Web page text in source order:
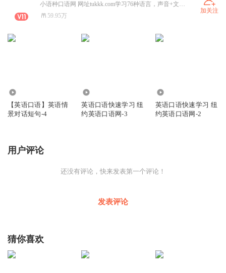
小语种口语网 网址tukkk.com学习76种语言，声音+文本，每个句子都伴有音频，欧洲语言 亚洲语言，非洲语言。纽约英语口语网 网址ny-yy.com 由美国播音员朗读。每个句子都伴有音频。请联系我孙强
59.95万
加关注
【英语口语】英语情
景对话短句-4
英语口语快速学习 纽
约英语口语网-3
英语口语快速学习 纽
约英语口语网-2
用户评论
还没有评论，快来发表第一个评论！
发表评论
猜你喜欢